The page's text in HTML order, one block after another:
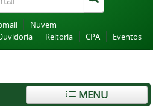
Nuvem
Reitoria CPA Eventos
MENU